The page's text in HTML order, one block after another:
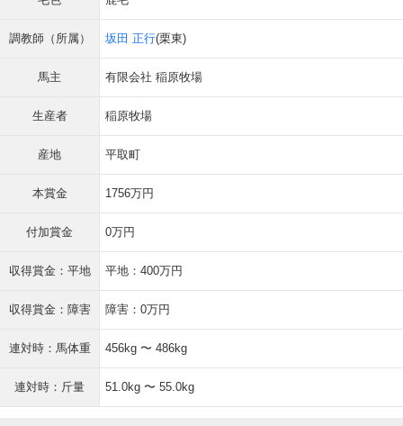
調教師（所属） 坂田 正行(栗東)
馬主 有限会社 稲原牧場
生産者 稲原牧場
産地 平取町
本賞金 1756万円
付加賞金 0万円
収得賞金：平地 平地：400万円
収得賞金：障害 障害：0万円
連対時：馬体重 456kg 〜 486kg
連対時：斤量 51.0kg 〜 55.0kg